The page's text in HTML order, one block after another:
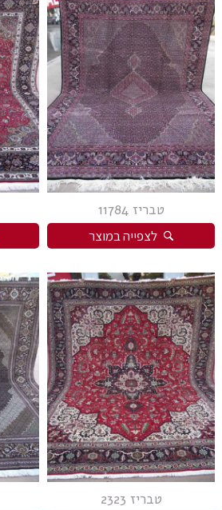
טבריז 11784
לצפייה במוצר
טבריז 2323